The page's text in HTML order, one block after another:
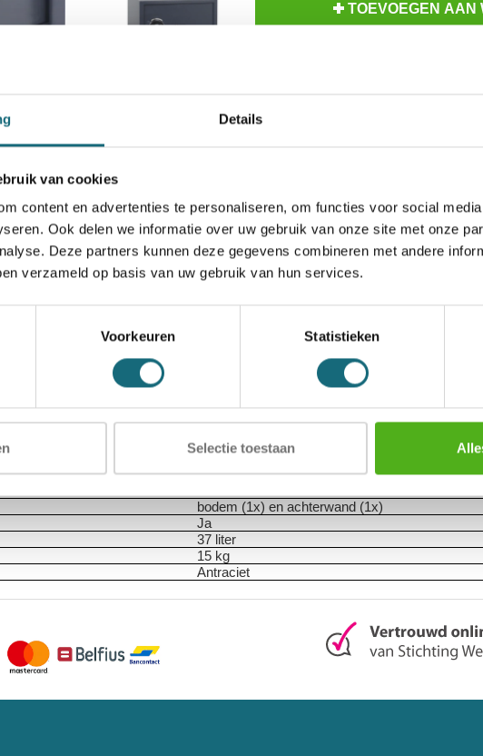
Details
van cookies
content en advertenties te personaliseren, om functies voor social
Ook delen we informatie over uw gebruik van onze site met onze
Deze partners kunnen deze gegevens combineren met andere
verzameld op basis van uw gebruik van hun services.
Voorkeuren Statistieken
Selectie toestaan
TOEVOEGEN AAN
Op voorraad? Besteld voor14:30
Levering Opties
1104000442
1 legbord, in hoogte verstelbaar
€ 0
90 graden
1
310x430x350 mm
bodem (1x) en achterwand (1x)
Ja
37 liter
15 kg
Antraciet